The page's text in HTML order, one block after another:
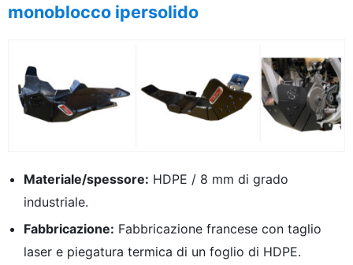
monoblocco ipersolido
Materiale/spessore: HDPE / 8 mm di grado
industriale.
Fabbricazione: Fabbricazione francese con taglio
laser e piegatura termica di un foglio di HDPE.